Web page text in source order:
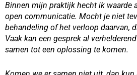
Binnen mijn praktijk hecht ik waarde
open communicatie. Mocht je niet
behandeling of het verloop daarvan,
Vaak kan een gesprek al
samen tot een oplossing te komen.